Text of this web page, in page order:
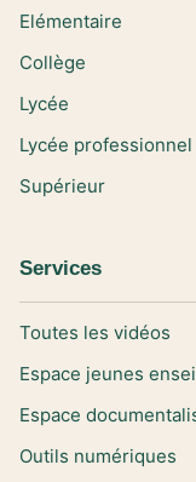
Elémentaire
Collège
Lycée
Lycée professionnel
Supérieur
Services
Toutes les vidéos
Espace jeunes
Espace
Outils numériques